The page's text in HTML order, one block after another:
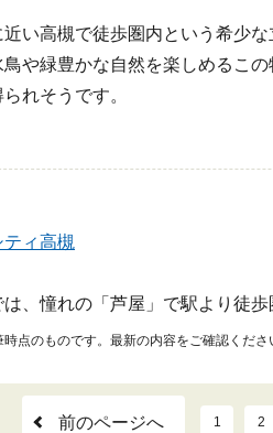
近い高槻で徒歩圏内という希少
鳥や緑豊かな自然を楽しめるこ
れそうです。
ィ高槻
は、憧れの「芦屋」で駅より徒歩
点のものです。最新の内容をご確認くださ
前のページへ 1 2